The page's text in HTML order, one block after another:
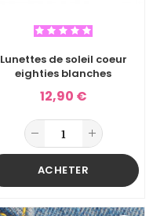
Lunettes de soleil coeur
eighties blanches
12,90 €
ACHETER